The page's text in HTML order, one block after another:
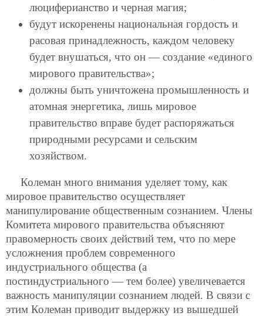
люциферианство и черная магия;
будут искоренены национальная гордость и
расовая принадлежность, каждом человеку
будет внушаться, что он — создание «единого
мирового правительства»;
должны быть уничтожена промышленность и
атомная энергетика, лишь мировое
правительство вправе будет распоряжаться
природными ресурсами и сельским
хозяйством.
Колеман много внимания уделяет тому, как
мировое правительство осуществляет
манипулирование общественным сознанием. Члены
Комитета мирового правительства объясняют
правомерность своих действий тем, что по мере
усложнения проблем современного
индустриального общества (а
постиндустриального — тем более) увеличевается
важность манипуляции сознанием людей. В связи с
этим Колеман приводит выдержку из вышедшей